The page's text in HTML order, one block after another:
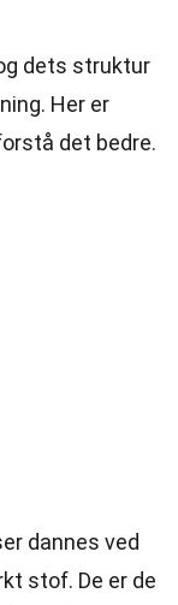
dets struktur
Her er
det bedre.
dannes ved
stof. De er de